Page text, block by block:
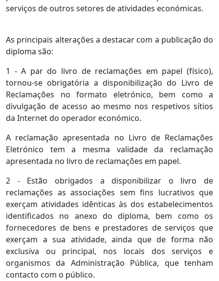
serviços de outros setores de atividades económicas.
As principais alterações a destacar com a publicação do
diploma são:
1 - A par do livro de reclamações em papel (físico),
tornou-se obrigatória a disponibilização do Livro de
Reclamações no formato eletrónico, bem como a
divulgação de acesso ao mesmo nos respetivos sítios
da Internet do operador económico.
A reclamação apresentada no Livro de Reclamações
Eletrónico tem a mesma validade da reclamação
apresentada no livro de reclamações em papel.
2 - Estão obrigados a disponibilizar o livro de
reclamações as associações sem fins lucrativos que
exerçam atividades idênticas às dos estabelecimentos
identificados no anexo do diploma, bem como os
fornecedores de bens e prestadores de serviços que
exerçam a sua atividade, ainda que de forma não
exclusiva ou principal, nos locais dos serviços e
organismos da Administração Pública, que tenham
contacto com o público.